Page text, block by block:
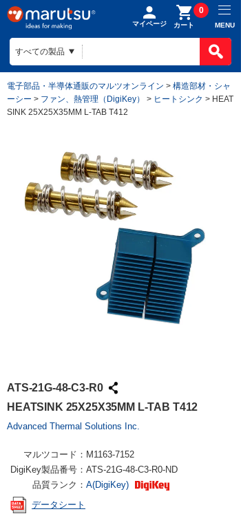
マイページ カート
0
MENU
電子部品・半導体通販のマルツオンライン > 構造部材・シャ
ーシー > ファン、熱管理（DigiKey） > ヒートシンク > HEAT
SINK 25X25X35MM L-TAB T412
ATS-21G-48-C3-R0
HEATSINK 25X25X35MM L-TAB T412
Advanced Thermal Solutions Inc.
マルツコード： M1163-7152
DigiKey製品番号： ATS-21G-48-C3-R0-ND
品質ランク： A(DigiKey)
データシート